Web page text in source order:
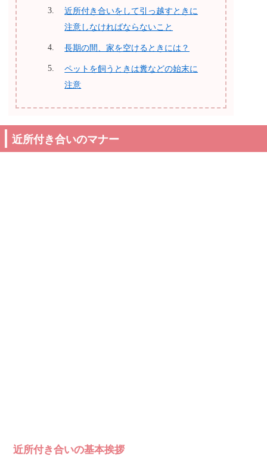
近所付き合いをして引っ越すときに
注意しなければならないこと
長期の間、家を空けるときには？
ペットを飼うときは糞などの始末に
注意
近所付き合いのマナー
近所付き合いの基本挨拶